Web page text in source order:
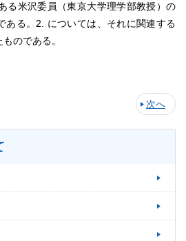
る米沢委員（東京大学理学部教授）の
ある。2. については、それに関連する
のである。
次へ